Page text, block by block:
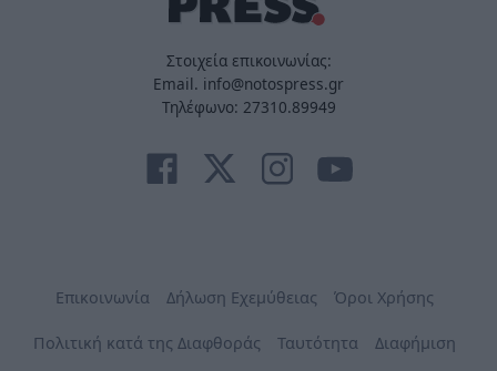
Στοιχεία επικοινωνίας:
Email. info@notospress.gr
Τηλέφωνο: 27310.89949
Επικοινωνία Δήλωση Εχεμύθειας Όροι Χρήσης
Πολιτική κατά της Διαφθοράς Ταυτότητα Διαφήμιση